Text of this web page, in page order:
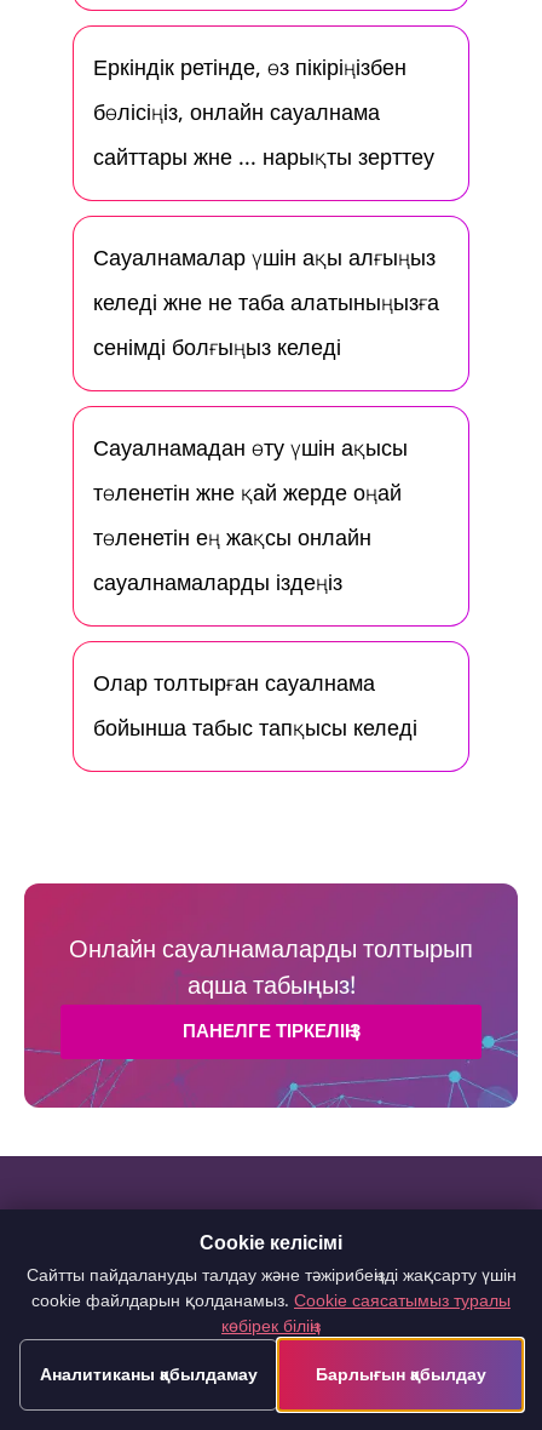
Еркіндік ретінде, өз пікіріңізбен
бөлісіңіз, онлайн сауалнама
сайттары және ... нарықты зерттеу
Сауалнамалар үшін ақы алғыңыз
келеді және не таба алатыныңызға
сенімді болғыңыз келеді
Сауалнамадан өту үшін ақысы
төленетін және қай жерде оңай
төленетін ең жақсы онлайн
сауалнамаларды іздеңіз
Олар толтырған сауалнама
бойынша табыс тапқысы келеді
Онлайн сауалнамаларды толтырып
aqша табыңыз!
ПАНЕЛГЕ ТІРКЕЛІҢІЗ
Интернетте қалай
оңай ақша табуға
Cookie келісімі
Сайтты пайдалануды талдау және тәжірибеңізді жақсарту үшін
cookie файлдарын қолданамыз.Cookie саясатымыз туралы
көбірек біліңіз
Аналитиканы қабылдамау
Барлығын қабылдау